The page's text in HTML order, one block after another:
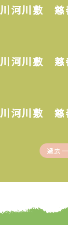
河川敷
河川敷
河川敷
過去